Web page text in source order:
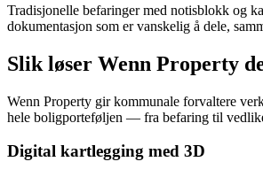
Tradisjonelle befaringer med notisblokk og
dokumentasjon som er vanskelig å dele,
Slik løser Wenn Property
Wenn Property gir kommunale forvaltere
hele boligporteføljen — fra befaring til
Digital kartlegging med 3D